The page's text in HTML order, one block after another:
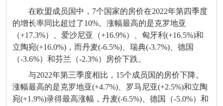
在欧盟成员国中，7个国家的房价在2022年第四季度
的增长率同比超过了10%。涨幅最高的是克罗地亚
（+17.3%）、爱沙尼亚（+16.9%）、匈牙利(+16.5%)和
立陶宛(+16.0%)，而丹麦(-6.5%)、瑞典(-3.7%)、德国
（-3.6%）和芬兰（-2.3%）房价下跌。
与2022年第三季度相比，15个成员国的房价下降。
涨幅最高的是克罗地亚(+4.7%)、罗马尼亚(+2.5%)和立陶
宛(+1.9%)录得最高涨幅，丹麦(-6.5%)、德国（-5.0%）和